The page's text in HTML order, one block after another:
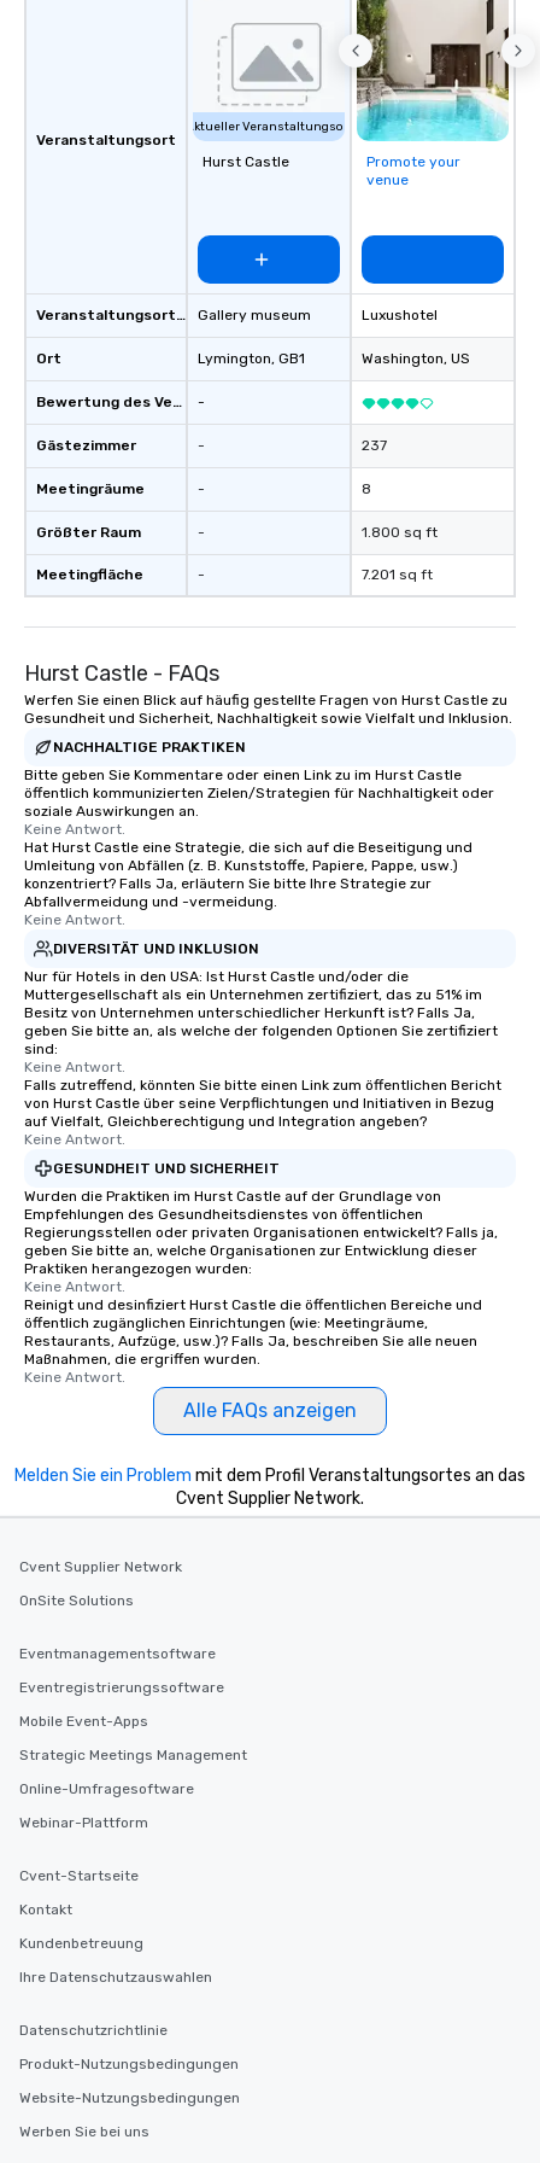
Veranstaltungsort
Veranstaltungsortstyp
Ort
Bewertung des Veranstaltungsortes
Gästezimmer
Meetingräume
Größter Raum
Meetingfläche
Aktueller Veranstaltungsort
Hurst Castle
Gallery museum
Lymington, GB1
-
-
-
-
-
Promote your
venue
Luxushotel
Washington, US
237
8
1.800 sq ft
7.201 sq ft
Hurst Castle - FAQs
Werfen Sie einen Blick auf häufig gestellte Fragen von Hurst Castle zu
Gesundheit und Sicherheit, Nachhaltigkeit sowie Vielfalt und Inklusion.
NACHHALTIGE PRAKTIKEN
Bitte geben Sie Kommentare oder einen Link zu im Hurst Castle
öffentlich kommunizierten Zielen/Strategien für Nachhaltigkeit oder
soziale Auswirkungen an.
Keine Antwort.
Hat Hurst Castle eine Strategie, die sich auf die Beseitigung und
Umleitung von Abfällen (z. B. Kunststoffe, Papiere, Pappe, usw.)
konzentriert? Falls Ja, erläutern Sie bitte Ihre Strategie zur
Abfallvermeidung und -vermeidung.
Keine Antwort.
DIVERSITÄT UND INKLUSION
Nur für Hotels in den USA: Ist Hurst Castle und/oder die
Muttergesellschaft als ein Unternehmen zertifiziert, das zu 51% im
Besitz von Unternehmen unterschiedlicher Herkunft ist? Falls Ja,
geben Sie bitte an, als welche der folgenden Optionen Sie zertifiziert
sind:
Keine Antwort.
Falls zutreffend, könnten Sie bitte einen Link zum öffentlichen Bericht
von Hurst Castle über seine Verpflichtungen und Initiativen in Bezug
auf Vielfalt, Gleichberechtigung und Integration angeben?
Keine Antwort.
GESUNDHEIT UND SICHERHEIT
Wurden die Praktiken im Hurst Castle auf der Grundlage von
Empfehlungen des Gesundheitsdienstes von öffentlichen
Regierungsstellen oder privaten Organisationen entwickelt? Falls ja,
geben Sie bitte an, welche Organisationen zur Entwicklung dieser
Praktiken herangezogen wurden:
Keine Antwort.
Reinigt und desinfiziert Hurst Castle die öffentlichen Bereiche und
öffentlich zugänglichen Einrichtungen (wie: Meetingräume,
Restaurants, Aufzüge, usw.)? Falls Ja, beschreiben Sie alle neuen
Maßnahmen, die ergriffen wurden.
Keine Antwort.
Alle FAQs anzeigen
Melden Sie ein Problem mit dem Profil Veranstaltungsortes an das
Cvent Supplier Network.
Cvent Supplier Network
OnSite Solutions
Eventmanagementsoftware
Eventregistrierungssoftware
Mobile Event-Apps
Strategic Meetings Management
Online-Umfragesoftware
Webinar-Plattform
Cvent-Startseite
Kontakt
Kundenbetreuung
Ihre Datenschutzauswahlen
Datenschutzrichtlinie
Produkt-Nutzungsbedingungen
Website-Nutzungsbedingungen
Werben Sie bei uns